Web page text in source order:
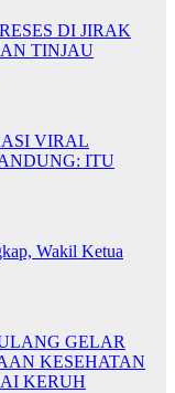
DI JIRAK
TINJAU
VIRAL
ITU
Wakil Ketua
GELAR
KESEHATAN
KERUH